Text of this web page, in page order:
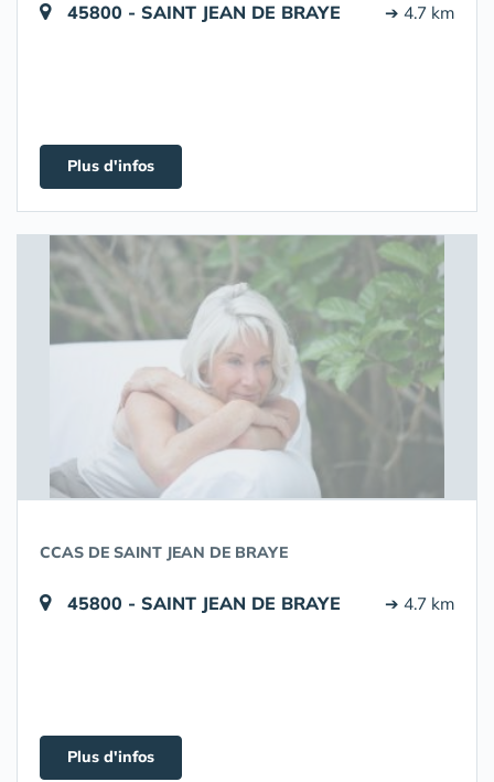
45800 - SAINT JEAN DE BRAYE ➔ 4.7 km
Plus d'infos
CCAS DE SAINT JEAN DE BRAYE
45800 - SAINT JEAN DE BRAYE ➔ 4.7 km
Plus d'infos